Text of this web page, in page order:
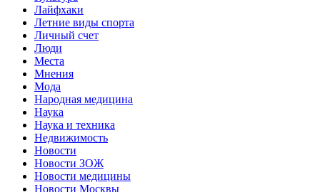
Лайфхаки
Летние виды спорта
Личный счет
Люди
Места
Мнения
Мода
Народная медицина
Наука
Наука и техника
Недвижимость
Новости
Новости ЗОЖ
Новости медицины
Новости Москвы